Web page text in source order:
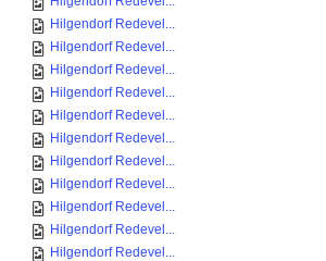
Hilgendorf Redevel...
Hilgendorf Redevel...
Hilgendorf Redevel...
Hilgendorf Redevel...
Hilgendorf Redevel...
Hilgendorf Redevel...
Hilgendorf Redevel...
Hilgendorf Redevel...
Hilgendorf Redevel...
Hilgendorf Redevel...
Hilgendorf Redevel...